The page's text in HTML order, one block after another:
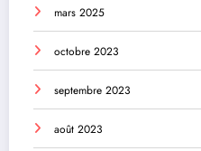
mars 2025
octobre 2023
septembre 2023
août 2023